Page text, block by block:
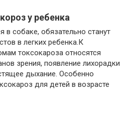
у ребенка
в собаке, обязательно станут
в легких ребенка.К
токсокароза относятся
зрения, появление лихорадки
дыхание. Особенно
для детей в возрасте